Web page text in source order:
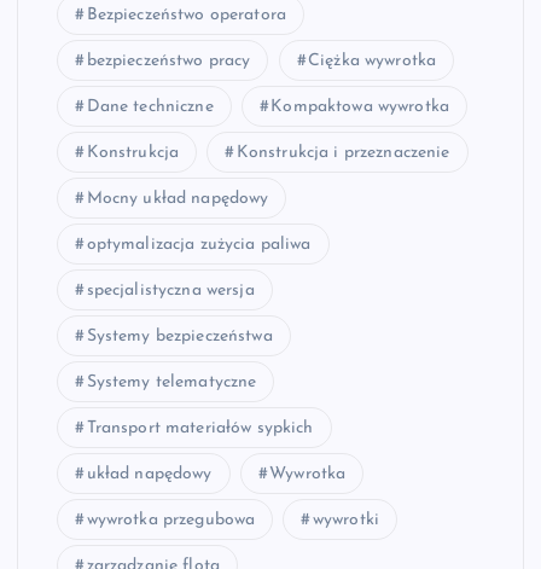
Bezpieczeństwo operatora
bezpieczeństwo pracy Ciężka wywrotka
Dane techniczne Kompaktowa wywrotka
Konstrukcja Konstrukcja i przeznaczenie
Mocny układ napędowy
optymalizacja zużycia paliwa
specjalistyczna wersja
Systemy bezpieczeństwa
Systemy telematyczne
Transport materiałów sypkich
układ napędowy Wywrotka
wywrotka przegubowa wywrotki